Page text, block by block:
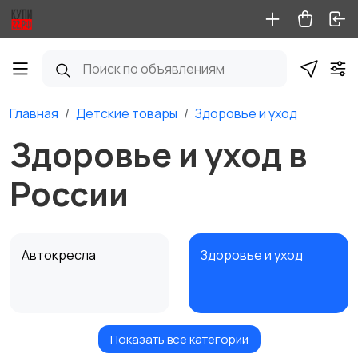
Главная Детские товары Здоровье и уход
Здоровье и уход в
России
Автокресла Здоровье и уход
Игрушки и игры 1 Коляски 1
Показать все категории